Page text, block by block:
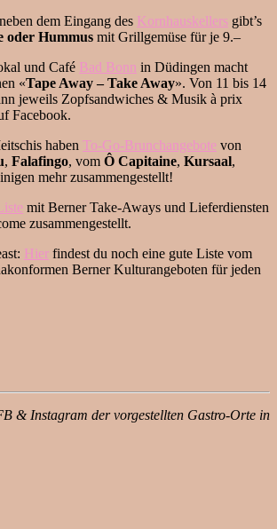
dem Eingang des Kornhauskellers gibt’s
oder Hummus mit Grillgemüse für je 9.–
und Café Bad Bonn in Düdingen macht
«Tape Away – Take Away». Von 11 bis 14
jeweils Zopfsandwiches & Musik à prix
Facebook.
haben To-Go-Brunchangebote von
, Falafingo, vom Ô Capitaine, Kursaal,
mehr zusammengestellt!
mit Berner Take-Aways und Lieferdiensten
zusammengestellt.
Hier findest du noch eine gute Liste vom
Berner Kulturangeboten für jeden
& Instagram der vorgestellten Gastro-Orte in